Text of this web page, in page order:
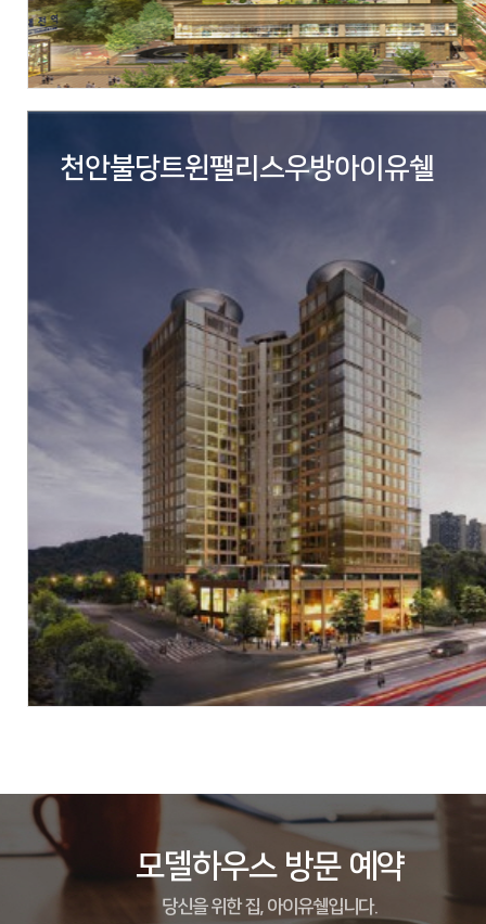
자세히 보기
대전 중구 오류동 73-1
(주)티케이케미칼
(주)티케이케미칼, 우방산업(주)
세대수 298세대
분양문의 042-536-1230
자세히 보기
천안불당트윈팰리스우방아이유쉘
모델하우스 방문 예약
당신을 위한 집, 아이유쉘입니다.